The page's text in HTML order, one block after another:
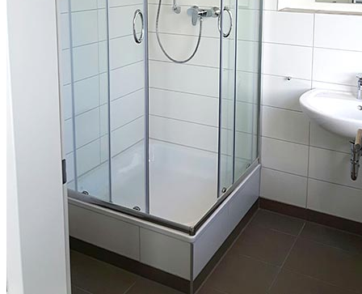
Alle Etagen sind mit modernen
und komplett eingerichteten
Gemeinschaftsküchen
ausgestattet. Und bestens
geeignet für einen gemütlichen
Kochabend mit vielen Personen
– oder auch alleine. Der stylishe
Lounge-Bereich
mit Bareignet
sich perfekt dafür, den Tag
ausklingen zu lassen oder in
einen Party-Abend zu starten.